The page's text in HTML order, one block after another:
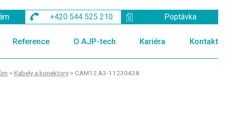
Poptávka
+420 544 525 210
Reference O AJP-tech Kariéra Kontakt
>Kabely a konektory >CAM12.A3-11230438